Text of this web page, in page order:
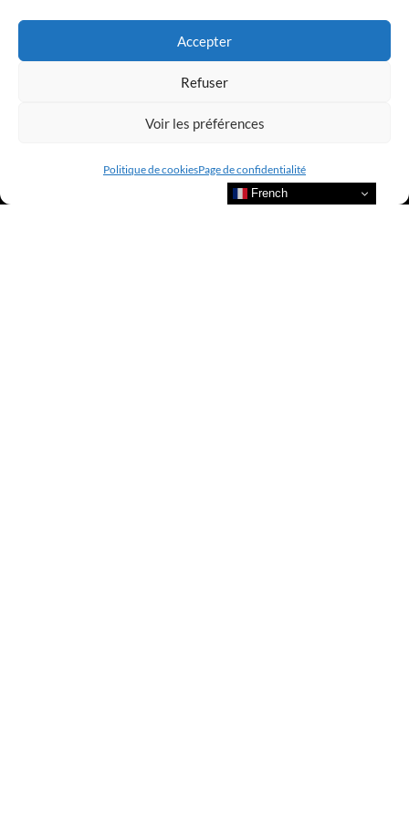
Accepter
Refuser
Voir les préférences
Politique de cookiesPage de confidentialité
French